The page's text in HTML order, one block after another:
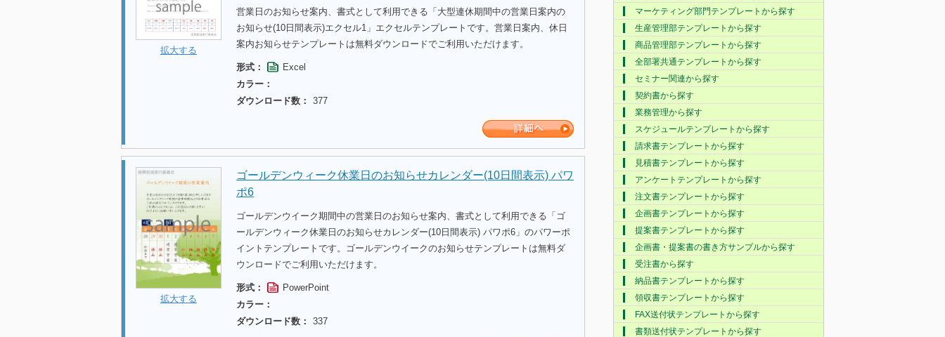
拡大する
営業日のお知らせ案内、書式として利用できる「大型連休期間中の営業日案内の
お知らせ(10日間表示)エクセル1」エクセルテンプレートです。営業日案内、休日
案内お知らせテンプレートは無料ダウンロードでご利用いただけます。
形式：
Excel
カラー：
ダウンロード数：
377
拡大する
ゴールデンウィーク休業日のお知らせカレンダー(10日間表示) パワ
ポ6
ゴールデンウイーク期間中の営業日のお知らせ案内、書式として利用できる「ゴ
ールデンウィーク休業日のお知らせカレンダー(10日間表示) パワポ6」のパワーポ
イントテンプレートです。ゴールデンウイークのお知らせテンプレートは無料ダ
ウンロードでご利用いただけます。
形式：
PowerPoint
カラー：
ダウンロード数：
337
マーケティング部門テンプレートから探す
生産管理部テンプレートから探す
商品管理部テンプレートから探す
全部署共通テンプレートから探す
セミナー関連から探す
契約書から探す
業務管理から探す
スケジュールテンプレートから探す
請求書テンプレートから探す
見積書テンプレートから探す
アンケートテンプレートから探す
注文書テンプレートから探す
企画書テンプレートから探す
提案書テンプレートから探す
企画書・提案書の書き方サンプルから探す
受注書から探す
納品書テンプレートから探す
領収書テンプレートから探す
FAX送付状テンプレートから探す
書類送付状テンプレートから探す